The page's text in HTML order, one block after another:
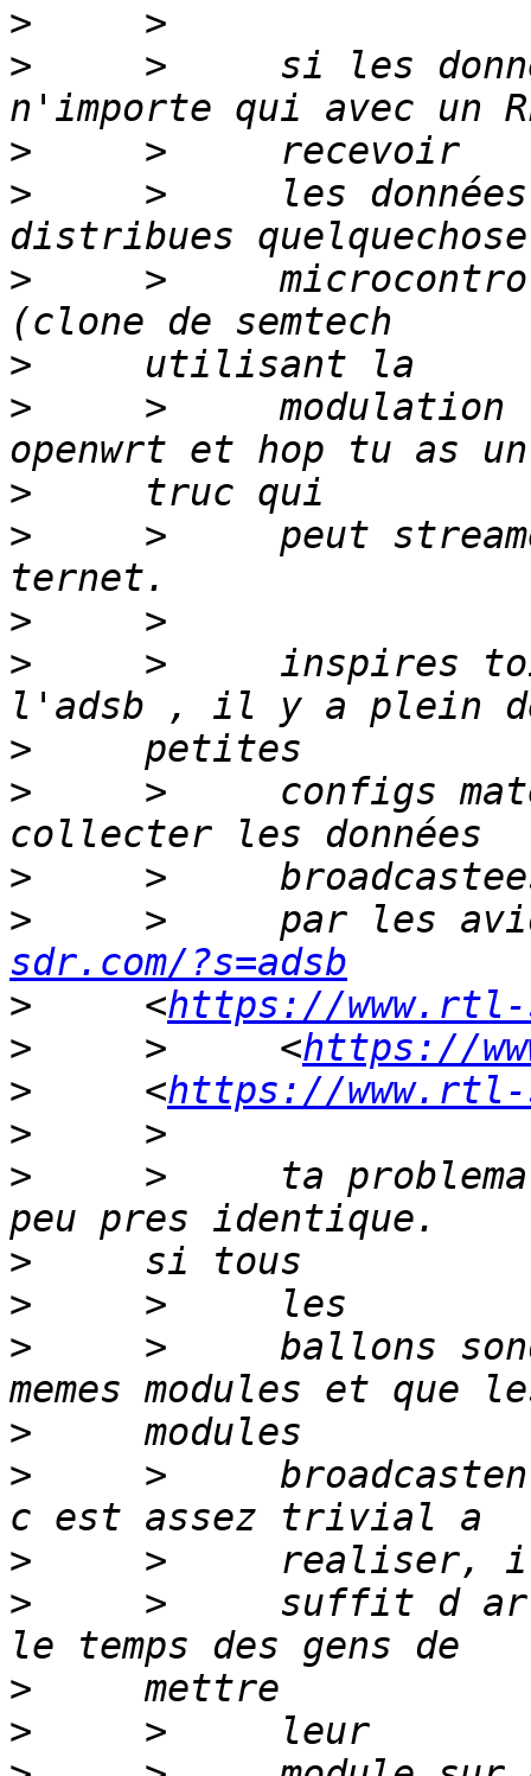
>
>
>     si les
>
>
>     les
>
>
>
>
>     modulation
>
>
>     peut
>
>
>     inspires
>
>
>     configs
>
>
>     par les
sdr.com/?s=adsb
>
     <
https://www.rtl-
>
     >     <
https://
>
     <
https://www.rtl-
>
>
>     ta
>
>
>
>     ballons
>
>
>
>
>
>     suffit d
>
>